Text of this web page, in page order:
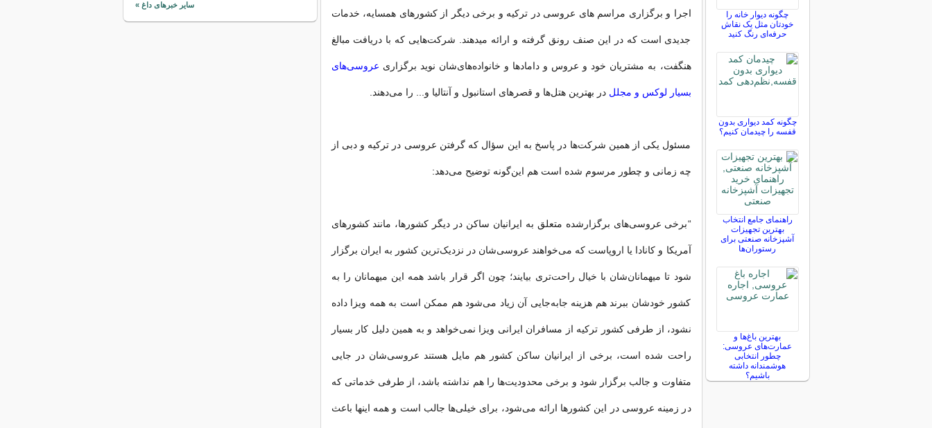
اجرا و برگزاری مراسم های عروسی در ترکیه و برخی دیگر از کشورهای همسایه، خدمات
جدیدی است که در این صنف رونق گرفته و ارائه میدهند. شرکت‌هایی که با دریافت مبالغ
هنگفت، به مشتریان خود و عروس و دامادها و خانواده‌های‌شان نوید برگزاری عروسی‌های
بسیار لوکس و مجلل در بهترین هتل‌ها و قصرهای استانبول و آنتالیا و... را می‌دهند.
مسئول یکی از همین شرکت‌ها در پاسخ به این سؤال که گرفتن عروسی در ترکیه و دبی از
چه زمانی و چطور مرسوم شده است هم این‌گونه توضیح می‌دهد:
“برخی عروسی‌های برگزارشده متعلق به ایرانیان ساکن در دیگر کشورها، مانند کشورهای
آمریکا و کانادا یا اروپاست که می‌خواهند عروسی‌شان در نزدیک‌ترین کشور به ایران برگزار
شود تا میهمانان‌شان با خیال راحت‌تری بیایند؛ چون اگر قرار باشد همه این میهمانان را به
کشور خودشان ببرند هم هزینه جابه‌جایی آن زیاد می‌شود هم ممکن است به همه ویزا داده
نشود، از طرفی کشور ترکیه از مسافران ایرانی ویزا نمی‌خواهد و به همین دلیل کار بسیار
راحت شده است، برخی از ایرانیان ساکن کشور هم مایل هستند عروسی‌شان در جایی
متفاوت و جالب برگزار شود و برخی محدودیت‌ها را هم نداشته باشد، از طرفی خدماتی که
در زمینه عروسی در این کشورها ارائه می‌شود، برای خیلی‌ها جالب است و همه اینها باعث
چگونه دیوار خانه را
خودتان مثل یک نقاش
حرفه‌ای رنگ کنید
چگونه کمد دیواری بدون
قفسه را چیدمان کنیم؟
راهنمای جامع انتخاب
بهترین تجهیزات
آشپزخانه صنعتی برای
رستوران‌ها
بهترین باغ‌ها و
عمارت‌های عروسی:
چطور انتخابی
هوشمندانه داشته
باشیم؟
سایر خبرهای داغ »